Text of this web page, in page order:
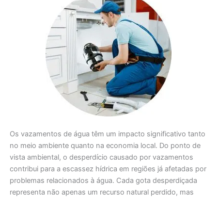
Os vazamentos de água têm um impacto significativo tanto
no meio ambiente quanto na economia local. Do ponto de
vista ambiental, o desperdício causado por vazamentos
contribui para a escassez hídrica em regiões já afetadas por
problemas relacionados à água. Cada gota desperdiçada
representa não apenas um recurso natural perdido, mas